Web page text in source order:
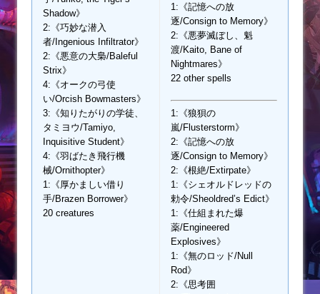
Shadow》
2:《巧妙な潜入
者/Ingenious Infiltrator》
2:《悪意の大梟/Baleful
Strix》
4:《オークの弓使
い/Orcish Bowmasters》
3:《知りたがりの学徒、
タミヨウ/Tamiyo,
Inquisitive Student》
4:《羽ばたき飛行機
械/Ornithopter》
1:《厚かましい借り
手/Brazen Borrower》
20 creatures
1:《記憶への放
逐/Consign to Memory》
2:《悪夢滅ぼし、魁
渡/Kaito, Bane of
Nightmares》
22 other spells
1:《狼狽の
嵐/Flusterstorm》
2:《記憶への放
逐/Consign to Memory》
2:《根絶/Extirpate》
1:《シェオルドレッドの
勅令/Sheoldred’s Edict》
1:《仕組まれた爆
薬/Engineered
Explosives》
1:《無のロッド/Null
Rod》
2:《思考囲